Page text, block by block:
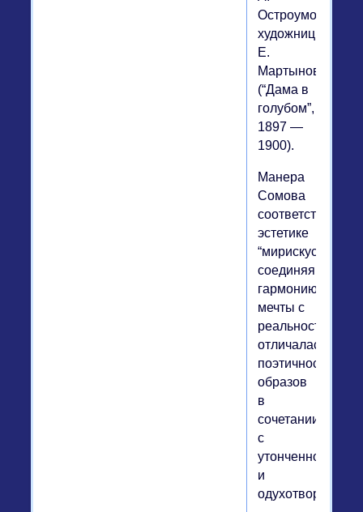
Остроумовой,
художницы
Е.
Мартыновой
(“Дама в
голубом”,
1897 —
1900).
Манера
Сомова
соответствовала
эстетике
“мирискусников”,
соединяя
гармонию
мечты с
реальностью,
отличалась
поэтичностью
образов
в
сочетании
с
утонченностью
и